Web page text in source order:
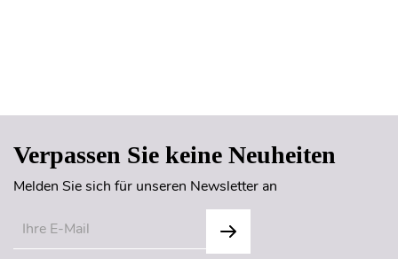
Verpassen Sie keine Neuheiten
Melden Sie sich für unseren Newsletter an